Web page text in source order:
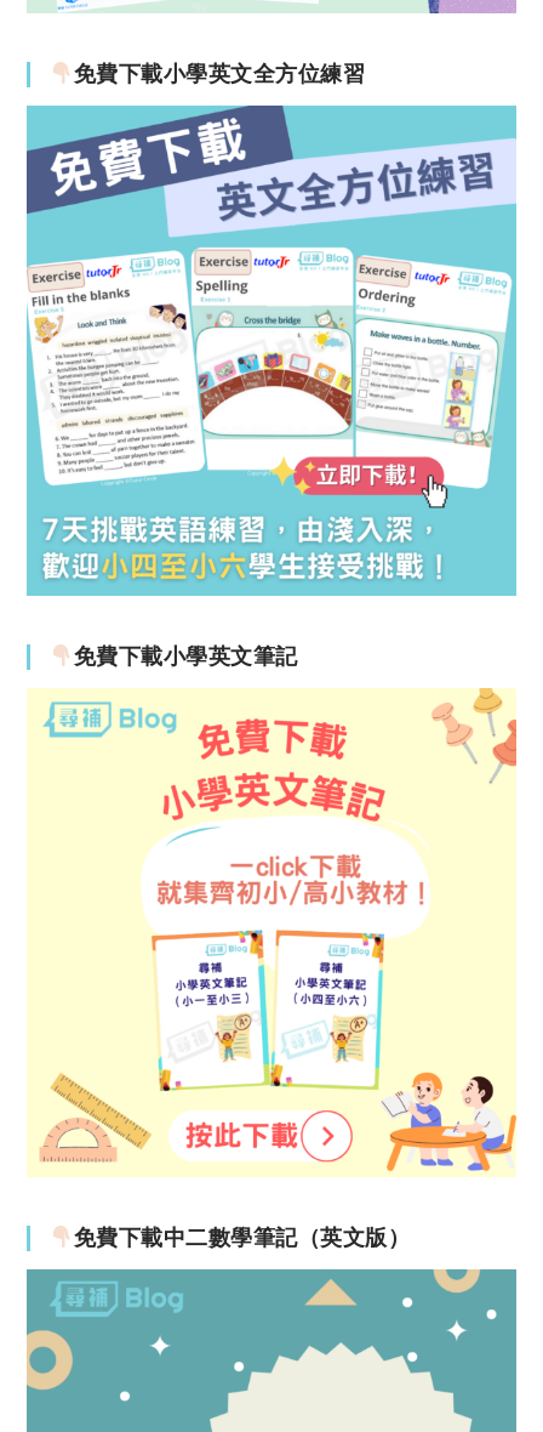
免費下載小學英文全方位練習
免費下載小學英文筆記
免費下載中二數學筆記（英文版）